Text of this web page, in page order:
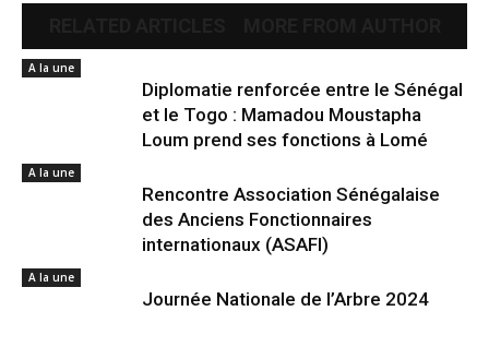
A la une
Diplomatie renforcée entre le Sénégal
et le Togo : Mamadou Moustapha
Loum prend ses fonctions à Lomé
A la une
Rencontre Association Sénégalaise
des Anciens Fonctionnaires
internationaux (ASAFI)
A la une
Journée Nationale de l’Arbre 2024